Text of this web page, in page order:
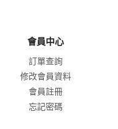
會員中心
訂單查詢
修改會員資料
會員註冊
忘記密碼